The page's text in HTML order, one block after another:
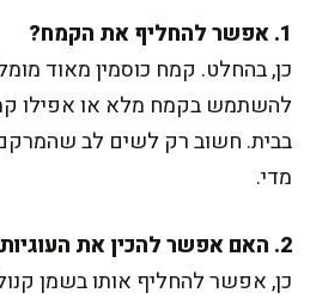
1. אפשר להחליף את הקמח?
כן, בהחלט. קמח כוסמין מאוד
להשתמש בקמח מלא או אפילו
בבית. חשוב רק לשים לב
מדי.
2. האם אפשר להכין את העוגיות בלי שמן קוקוס?
כן, אפשר להחליף אותו בשמן